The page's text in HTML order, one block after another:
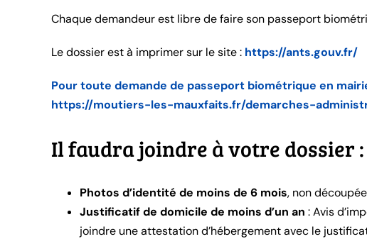
Chaque demandeur est libre de faire son passeport
Le dossier est à imprimer sur le site : https://ants.gouv.fr/
Pour toute demande de passeport biométrique en
https://moutiers-les-mauxfaits.fr/demarches-
Il faudra joindre à votre dossier :
Photos d’identité de moins de 6 mois, non
Justificatif de domicile de moins d’un an : Avis
joindre une attestation d’hébergement avec le